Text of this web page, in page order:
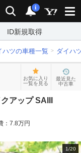
検索 通知
i
ID新規取得
ハツの車種一覧 ダイハ
お気に入り
一覧を見る
最近見た
中古車
アップ SAIII
： 7.8万円
1/20